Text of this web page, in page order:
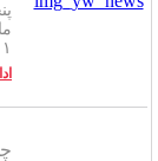
۱۴۰۱ محل دائمی